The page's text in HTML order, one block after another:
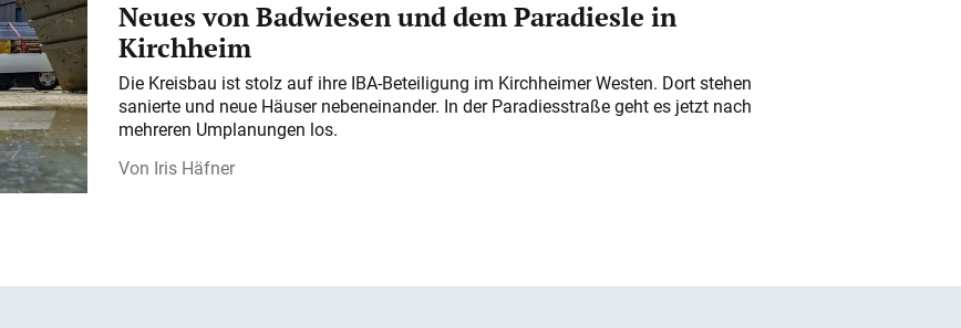
Neues von Badwiesen und dem Paradiesle in
Kirchheim
Die Kreisbau ist stolz auf ihre IBA-Beteiligung im Kirchheimer Westen. Dort stehen
sanierte und neue Häuser nebeneinander. In der Paradiesstraße geht es jetzt nach
mehreren Umplanungen los.
Iris Häfner